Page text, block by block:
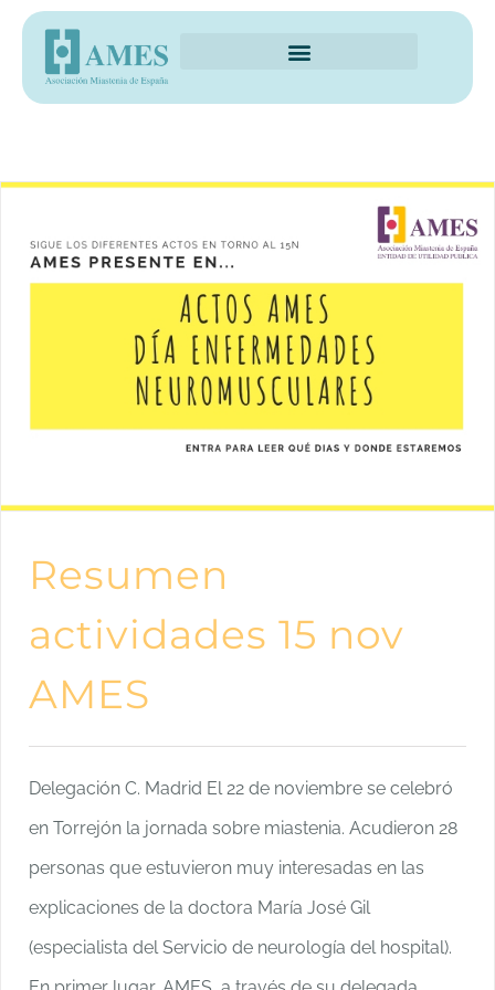
Resumen
actividades 15 nov
AMES
Delegación C. Madrid El 22 de noviembre se celebró
en Torrejón la jornada sobre miastenia. Acudieron 28
personas que estuvieron muy interesadas en las
explicaciones de la doctora María José Gil
(especialista del Servicio de neurología del hospital).